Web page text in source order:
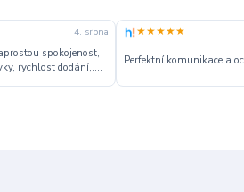
4. srpna
spokojenost,
rychlost dodání,....
★★★★★
Perfektní komunikace a